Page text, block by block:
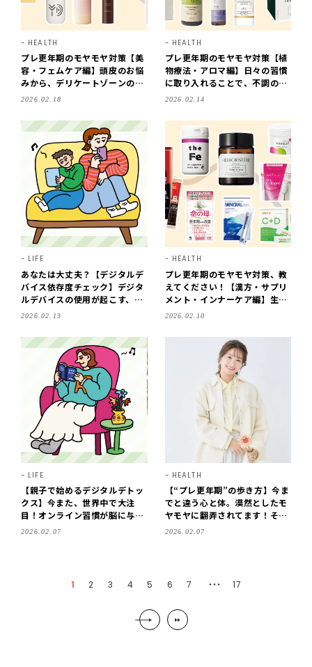
HEALTH
プレ更年期のモヤモヤ対策【美
容・フェムケア編】頭皮のお悩
みから、デリケートゾーンの乾
燥まで
2026.02.18
HEALTH
プレ更年期のモヤモヤ対策【植
物療法・アロマ編】日々の習慣
に取り入れることで、不調の波
も穏やかに
2026.02.14
LIFE
あなたは大丈夫？【デジタルデ
バイス依存度チェック】デジタ
ルデバイスの使用が起こす、脳
への悪影響について脳科学者が
2026.02.13
HEALTH
プレ更年期のモヤモヤ対策、教
えてください！【漢方・サプリ
メント・インナーケア編】生理
前や気持ちの落ち込みに
2026.02.10
LIFE
【親子で始めるデジタルデトッ
クス】今また、世界中で大注
目！オンライン習慣が脳に与え
る影響って？
2026.02.07
HEALTH
【“プレ更年期”の歩き方】今ま
でと違う心と体。漠然としたモ
ヤモヤに翻弄されてます！その
対応策は？
2026.02.07
1 2 3 4 5 6 7 ・・・ 17